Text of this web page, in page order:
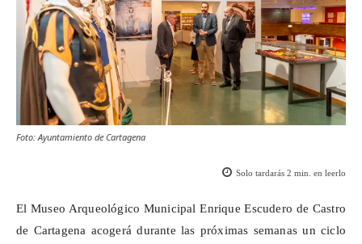
Foto: Ayuntamiento de Cartagena
Solo tardarás 2 min. en leerlo
El Museo Arqueológico Municipal Enrique Escudero de Castro
de Cartagena acogerá durante las próximas semanas un ciclo